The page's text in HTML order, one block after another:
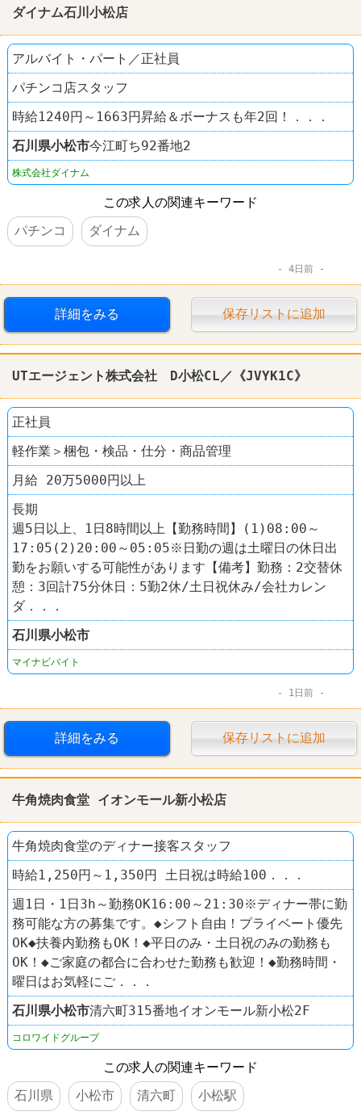
ダイナム石川小松店
アルバイト・パート／正社員
パチンコ店スタッフ
時給1240円～1663円昇給＆ボーナスも年2回！．．．
石川県小松市今江町ち92番地2
株式会社ダイナム
この求人の関連キーワード
パチンコ
ダイナム
4日前
詳細をみる 保存リストに追加
UTエージェント株式会社 D小松CL／《JVYK1C》
正社員
軽作業＞梱包・検品・仕分・商品管理
月給 20万5000円以上
長期
週5日以上、1日8時間以上【勤務時間】(1)08:00～
17:05(2)20:00～05:05※日勤の週は土曜日の休日出
勤をお願いする可能性があります【備考】勤務：2交替休
憩：3回計75分休日：5勤2休/土日祝休み/会社カレン
ダ．．．
石川県小松市
マイナビバイト
1日前
詳細をみる 保存リストに追加
牛角焼肉食堂 イオンモール新小松店
牛角焼肉食堂のディナー接客スタッフ
時給1,250円～1,350円 土日祝は時給100．．．
週1日・1日3h～勤務OK16:00～21:30※ディナー帯に勤
務可能な方の募集です。◆シフト自由！プライベート優先
OK◆扶養内勤務もOK！◆平日のみ・土日祝のみの勤務も
OK！◆ご家庭の都合に合わせた勤務も歓迎！◆勤務時間・
曜日はお気軽にご．．．
石川県小松市清六町315番地イオンモール新小松2F
コロワイドグループ
この求人の関連キーワード
石川県
小松市 清六町 小松駅